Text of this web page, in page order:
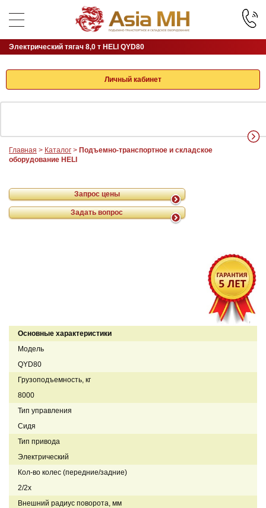
Личный кабинет
Главная > Каталог > Подъемно-транспортное и складское
оборудование HELI
Электрический тягач 8,0 т HELI QYD80
Запрос цены
Задать вопрос
Основные характеристики
Модель
QYD80
Грузоподъемность, кг
8000
Тип управления
Сидя
Тип привода
Электрический
Кол-во колес (передние/задние)
2/2x
Внешний радиус поворота, мм